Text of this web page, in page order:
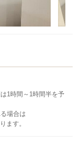
1時間～1時間半を予
場合は
ます。